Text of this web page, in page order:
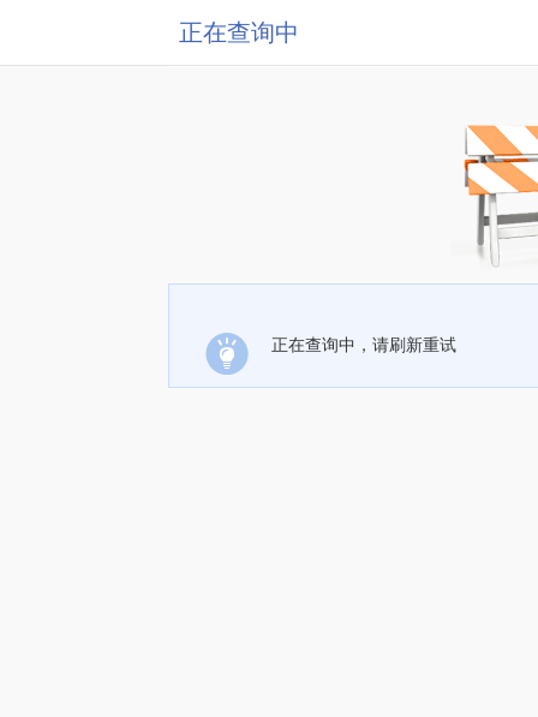
正在查询中
正在查询中，请刷新重试